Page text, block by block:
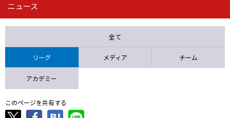
第16節 09/05 (土) 15:00
ニッパツ 石人の星
ニュース
全て
リーグ メディア チーム
アカデミー
このページを共有する